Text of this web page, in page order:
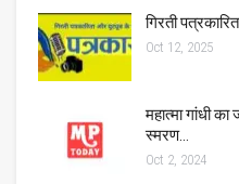
गिरती
Oct 12, 2025
महात्मा गांधी
स्मरण…
Oct 2, 2024